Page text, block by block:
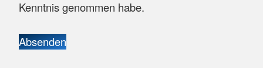
Kenntnis genommen habe.
Absenden